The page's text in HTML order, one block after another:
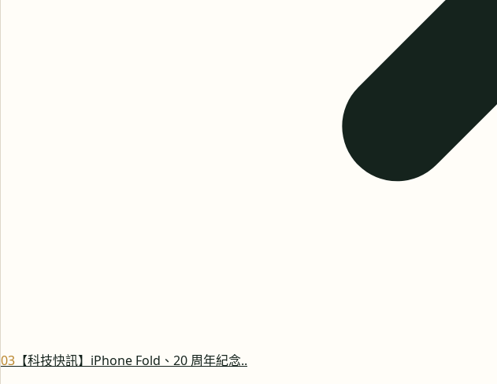
03 【科技快訊】iPhone Fold、20 周年紀念..